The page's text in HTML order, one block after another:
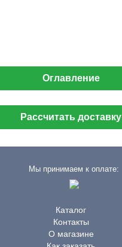
Оглавление
Рассчитать доставку
Мы принимаем к оплате:
Каталог
Контакты
О магазине